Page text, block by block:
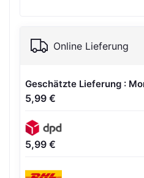
Online Lieferung
Geschätzte Lieferung :
5,99 €
5,99 €